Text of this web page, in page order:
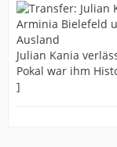
Julian Kania
Pokal war ihm
]